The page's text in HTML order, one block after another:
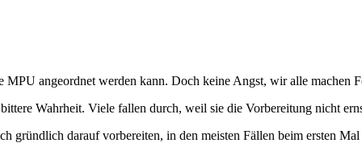
angeordnet werden kann. Doch keine Angst, wir alle machen
Wahrheit. Viele fallen durch, weil sie die Vorbereitung nicht
gründlich darauf vorbereiten, in den meisten Fällen beim ersten